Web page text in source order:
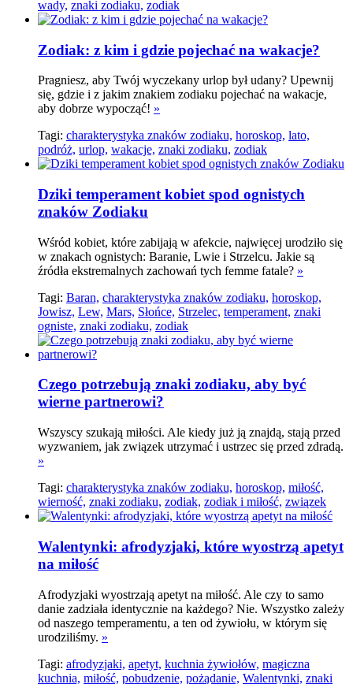
wady, znaki zodiaku, zodiak
Zodiak: z kim i gdzie pojechać na wakacje?
Pragniesz, aby Twój wyczekany urlop był udany? Upewnij
się, gdzie i z jakim znakiem zodiaku pojechać na wakacje,
aby dobrze wypocząć! »
Tagi: charakterystyka znaków zodiaku, horoskop, lato,
podróż, urlop, wakacje, znaki zodiaku, zodiak
Dziki temperament kobiet spod ognistych
znaków Zodiaku
Wśród kobiet, które zabijają w afekcie, najwięcej urodziło się
w znakach ognistych: Baranie, Lwie i Strzelcu. Jakie są
źródła ekstremalnych zachowań tych femme fatale? »
Tagi: Baran, charakterystyka znaków zodiaku, horoskop,
Jowisz, Lew, Mars, Słońce, Strzelec, temperament, znaki
ogniste, znaki zodiaku, zodiak
Czego potrzebują znaki zodiaku, aby być
wierne partnerowi?
Wszyscy szukają miłości. Ale kiedy już ją znajdą, stają przed
wyzwaniem, jak związek utrzymać i ustrzec się przed zdradą.
»
Tagi: charakterystyka znaków zodiaku, horoskop, miłość,
wierność, znaki zodiaku, zodiak, zodiak i miłość, związek
Walentynki: afrodyzjaki, które wyostrzą apetyt
na miłość
Afrodyzjaki wyostrzają apetyt na miłość. Ale czy to samo
danie zadziała identycznie na każdego? Nie. Wszystko zależy
od naszego temperamentu, a ten od żywiołu, w którym się
urodziliśmy. »
Tagi: afrodyzjaki, apetyt, kuchnia żywiołów, magiczna
kuchnia, miłość, pobudzenie, pożądanie, Walentynki, znaki